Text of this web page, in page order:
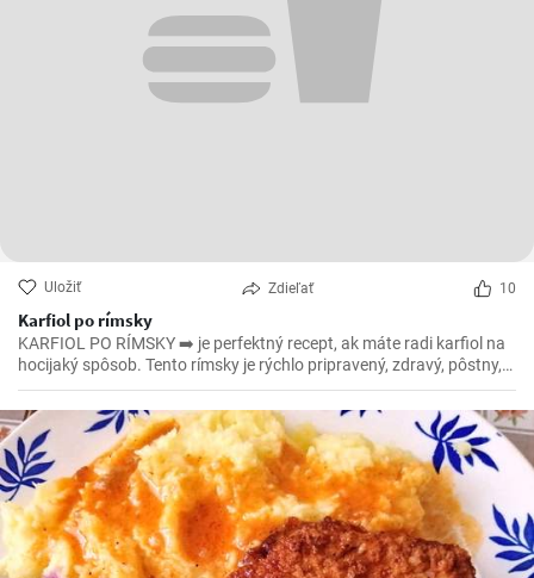
Uložiť Zdieľať 10
Karfiol po rímsky
KARFIOL PO RÍMSKY ➡️ je perfektný recept, ak máte radi karfiol na
hocijaký spôsob. Tento rímsky je rýchlo pripravený, zdravý, pôstny,
povedzme že aj vegánsky ak vynecháte syr, a ešte k tomu všetkému
je aj lahodný. 😁